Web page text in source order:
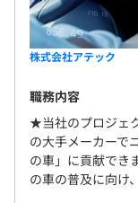
株式会社アテック
職務内容
★当社のプロジェ
の大手メーカーで
の車」に貢献でき
の車の普及に向け